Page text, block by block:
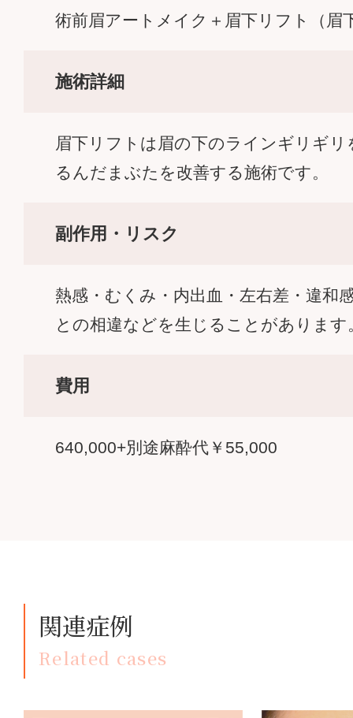
術前眉アートメイク＋眉下リフト（眉
施術詳細
眉下リフトは眉の下のラインギリギリ
るんだまぶたを改善する施術です。
副作用・リスク
熱感・むくみ・内出血・左右差・違和
との相違などを生じることがありま
費用
640,000+別途麻酔代￥55,000
関連症例
Related cases